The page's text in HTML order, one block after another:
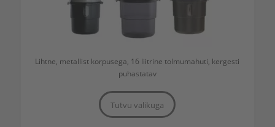
Lihtne, metallist korpusega, 16 liitrine tolmumahuti, kergesti
puhastatav
Tutvu valikuga